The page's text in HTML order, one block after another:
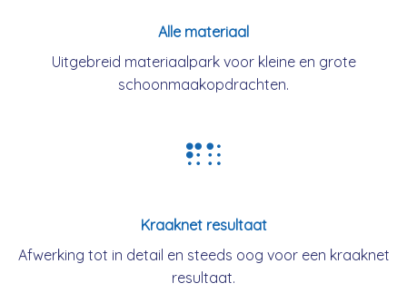
Alle materiaal
Uitgebreid materiaalpark voor kleine en grote
schoonmaakopdrachten.
Kraaknet resultaat
Afwerking tot in detail en steeds oog voor een kraaknet
resultaat.